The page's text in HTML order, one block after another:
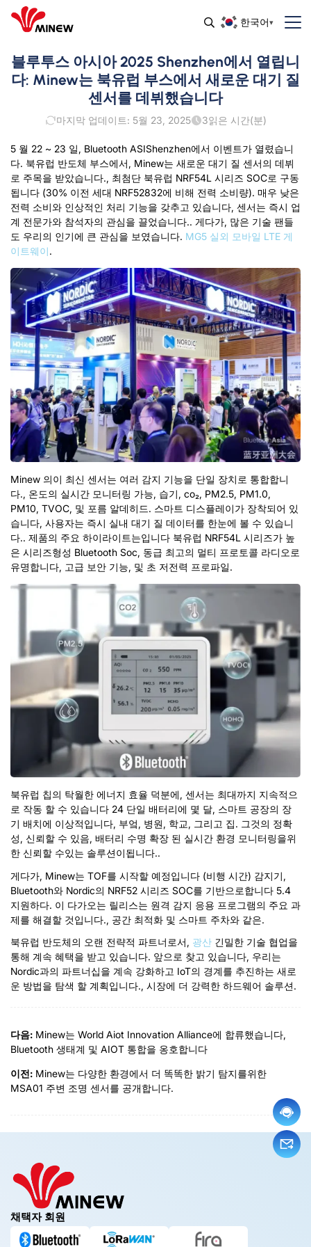
한국어
블루투스 아시아 2025 Shenzhen에서 열립니
다: Minew는 북유럽 부스에서 새로운 대기 질
센서를 데뷔했습니다
마지막 업데이트: 5월 23, 2025 3읽은 시간(분)
5 월 22 ~ 23 일, Bluetooth ASIShenzhen에서 이벤트가 열렸습니
다. 북유럽 반도체 부스에서, Minew는 새로운 대기 질 센서의 데뷔
로 주목을 받았습니다., 최첨단 북유럽 NRF54L 시리즈 SOC로 구동
됩니다 (30% 이전 세대 NRF52832에 비해 전력 소비량). 매우 낮은
전력 소비와 인상적인 처리 기능을 갖추고 있습니다, 센서는 즉시 업
계 전문가와 참석자의 관심을 끌었습니다.. 게다가, 많은 기술 팬들
도 우리의 인기에 큰 관심을 보였습니다. MG5 실외 모바일 LTE 게
이트웨이.
Minew 의이 최신 센서는 여러 감지 기능을 단일 장치로 통합합니
다., 온도의 실시간 모니터링 가능, 습기, co₂, PM2.5, PM1.0,
PM10, TVOC, 및 포름 알데히드. 스마트 디스플레이가 장착되어 있
습니다, 사용자는 즉시 실내 대기 질 데이터를 한눈에 볼 수 있습니
다.. 제품의 주요 하이라이트는입니다 북유럽 NRF54L 시리즈가 높
은 시리즈형성 Bluetooth Soc, 동급 최고의 멀티 프로토콜 라디오로
유명합니다, 고급 보안 기능, 및 초 저전력 프로파일.
북유럽 칩의 탁월한 에너지 효율 덕분에, 센서는 최대까지 지속적으
로 작동 할 수 있습니다 24 단일 배터리에 몇 달, 스마트 공장의 장
기 배치에 이상적입니다, 부엌, 병원, 학교, 그리고 집. 그것의 정확
성, 신뢰할 수 있음, 배터리 수명 확장 된 실시간 환경 모니터링을위
한 신뢰할 수있는 솔루션이됩니다..
게다가, Minew는 TOF를 시작할 예정입니다 (비행 시간) 감지기,
Bluetooth와 Nordic의 NRF52 시리즈 SOC를 기반으로합니다 5.4
지원하다. 이 다가오는 릴리스는 원격 감지 응용 프로그램의 주요 과
제를 해결할 것입니다., 공간 최적화 및 스마트 주차와 같은.
북유럽 반도체의 오랜 전략적 파트너로서, 광산 긴밀한 기술 협업을
통해 계속 혜택을 받고 있습니다. 앞으로 찾고 있습니다, 우리는
Nordic과의 파트너십을 계속 강화하고 IoT의 경계를 추진하는 새로
운 방법을 탐색 할 계획입니다., 시장에 더 강력한 하드웨어 솔루션.
다음: Minew는 World Aiot Innovation Alliance에 합류했습니다,
Bluetooth 생태계 및 AIOT 통합을 옹호합니다
이전: Minew는 다양한 환경에서 더 똑똑한 밝기 탐지를위한
MSA01 주변 조명 센서를 공개합니다.
채택자 회원